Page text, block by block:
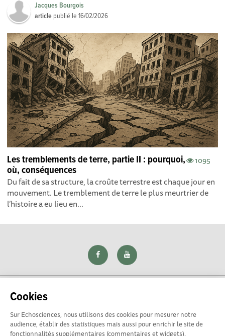
Cookies
Sur Echosciences, nous utilisons des cookies pour mesurer notre
audience, établir des statistiques mais aussi pour enrichir le site de
fonctionnalités supplémentaires (commentaires et widgets).
Jacques Bourgois
article publié le16/02/2026
1095
Les tremblements de terre, partie II : pourquoi,
où, conséquences
Du fait de sa structure, la croûte terrestre est chaque jour en
mouvement. Le tremblement de terre le plus meurtrier de
l’histoire a eu lieu en...
Explorer, s’exprimer, rentrer en contact : Echosciences Loire
est le réseau social des amateurs de sciences et de